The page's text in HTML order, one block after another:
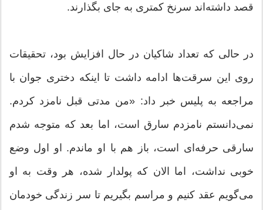
قصد داشته‌اند سرنخ کمتری به جای بگذارند.
در حالی که تعداد شاکیان در حال افزایش بود، تحقیقات
روی این سرقت‌ها ادامه داشت تا اینکه دختری جوان با
مراجعه به پلیس خبر داد: «من مدتی قبل نامزد کردم.
نمی‌دانستم نامزدم سارق است، اما بعد که متوجه شدم
سارقی حرفه‌ای است، باز هم با او ماندم. او اول وضع
خوبی نداشت، اما الان که پولدار شده، هر وقت به او
می‌گویم عقد کنیم و مراسم بگیریم تا سر زندگی خودمان